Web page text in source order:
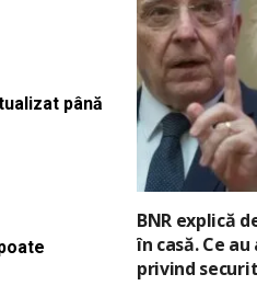
până
BNR explică
în casă. Ce
privind